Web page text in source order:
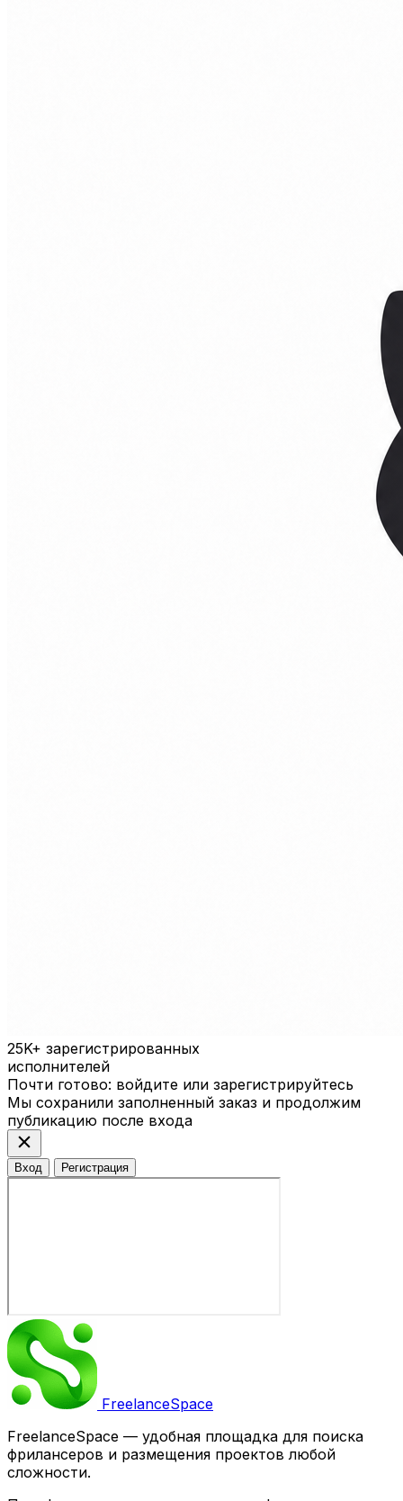
25K+ зарегистрированных
исполнителей
Почти готово: войдите или зарегистрируйтесь
Мы сохранили заполненный заказ и продолжим
публикацию после входа
close
Вход Регистрация
FreelanceSpace
FreelanceSpace — удобная площадка для поиска
фрилансеров и размещения проектов любой
сложности.